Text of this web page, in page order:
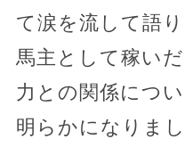
て涙を流して語
馬主として稼い
力との関係につ
明らかになりま